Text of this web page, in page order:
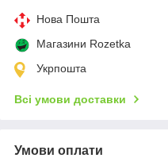
Нова Пошта
Магазини Rozetka
Укрпошта
Всі умови доставки
Умови оплати